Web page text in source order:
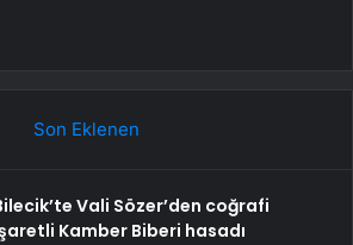
Son Eklenen
Vali Sözer’den coğrafi
Kamber Biberi hasadı